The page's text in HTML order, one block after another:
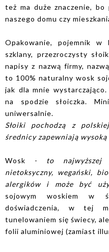
też ma duże znaczenie,
naszego domu czy
Opakowanie, pojemnik
szklany, przezroczysty
napisy z nazwą firmy,
to 100% naturalny wosk
jak dla mnie
na spodzie słoiczka.
uniwersalnie.
Słoiki pochodzą z
średnicy zapewniają wysoką
Wosk - to
nietoksyczny, wegański,
alergików i może być
sojowym woskiem w
doświadczenia, w tej
tunelowaniem się świecy,
folii aluminiowej (zamiast